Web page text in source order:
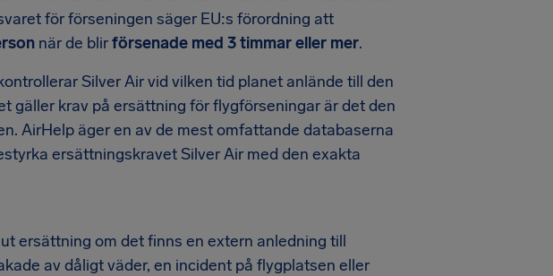
för förseningen säger EU:s förordning att
när de blirförsenade med 3 timmar eller mer.
Silver Air vid vilken tid planet anlände till den
gäller krav på ersättning för flygförseningar är det den
AirHelp äger en av de mest omfattande databaserna
ersättningskravet Silver Air med den exakta
ersättning om det finns en extern anledning till
av dåligt väder, en incident på flygplatsen eller